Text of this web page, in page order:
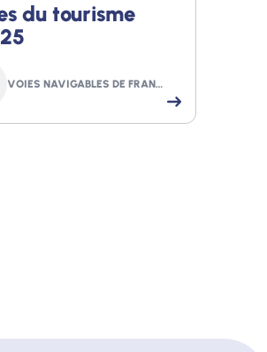
du tourisme
VOIES NAVIGABLES DE FRANCE